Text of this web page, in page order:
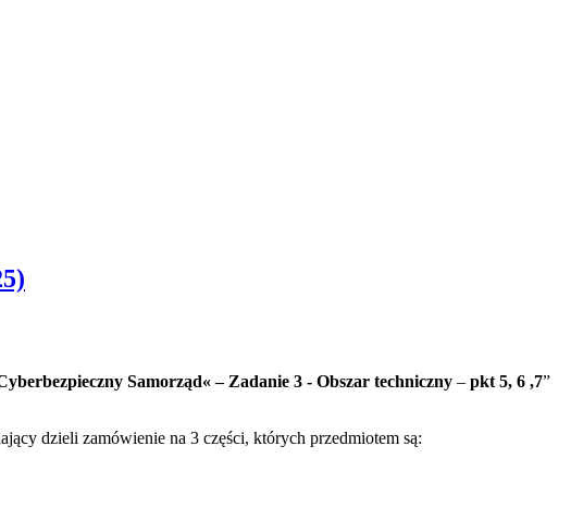
Samorząd« – Zadanie 3 - Obszar techniczny – pkt 5, 6 ,7”
dzieli zamówienie na 3 części, których przedmiotem są: